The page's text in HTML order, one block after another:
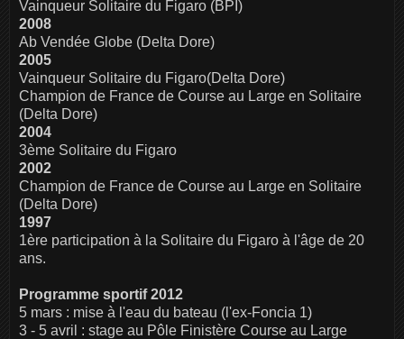
Vainqueur Solitaire du Figaro (BPI)
2008
Ab Vendée Globe (Delta Dore)
2005
Vainqueur Solitaire du Figaro (Delta Dore)
Champion de France de Course au Large en Solitaire
(Delta Dore)
2004
3ème Solitaire du Figaro
2002
Champion de France de Course au Large en Solitaire
(Delta Dore)
1997
1ère participation à la Solitaire du Figaro à l'âge de 20
ans.
Programme sportif 2012
5 mars : mise à l'eau du bateau (l'ex-Foncia 1)
3 - 5 avril : stage au Pôle Finistère Course au Large